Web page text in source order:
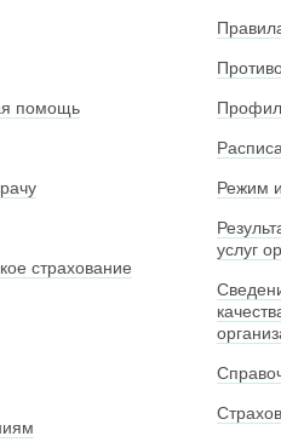
помощь
страхование
Режим
услуг